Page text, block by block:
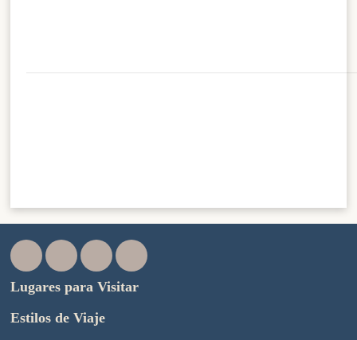
Lugares para Visitar
Estilos de Viaje